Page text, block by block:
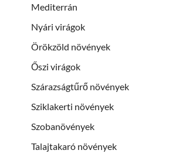
Mediterrán
Nyári virágok
Örökzöld növények
Őszi virágok
Szárazságtűrő növények
Sziklakerti növények
Szobanövények
Talajtakaró növények